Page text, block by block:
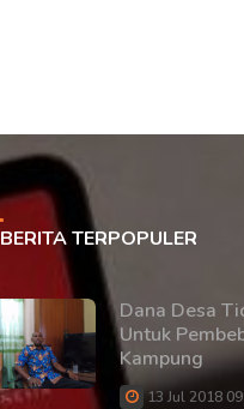
BERITA TERPOPULER
Dana Desa
Untuk
Kampung
13 Jul 2018